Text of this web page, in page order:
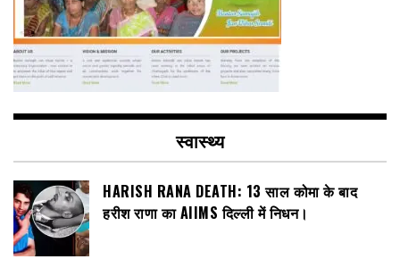
स्वास्थ्य
HARISH RANA DEATH: 13 साल कोमा के बाद
हरीश राणा का AIIMS दिल्ली में निधन।